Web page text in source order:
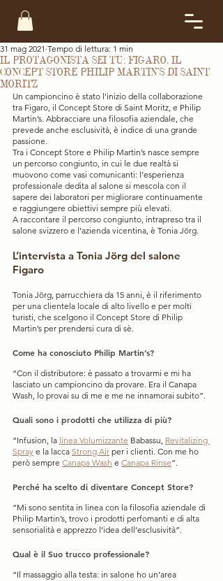
IL PROTAGONISTA SEI TU: FIGARO, IL
CONCEPT STORE PHILIP MARTIN’S DI SAINT
MORITZ
31 mag 2021 Tempo di lettura: 1 min
Un campioncino è stato l’inizio della collaborazione
tra Figaro, il Concept Store di Saint Moritz, e Philip
Martin’s. Abbracciare una filosofia aziendale, che
prevede anche esclusività, è indice di una grande
passione.
Tra i Concept Store e Philip Martin’s nasce sempre
un percorso congiunto, in cui le due realtà si
muovono come vasi comunicanti: l’esperienza
professionale dedita al salone si mescola con il
sapere dei laboratori per migliorare continuamente
e raggiungere obiettivi sempre più elevati.
A raccontare il percorso congiunto, intrapreso tra il
salone svizzero e l’azienda vicentina, è Tonia Jörg.
L’intervista a Tonia Jörg del salone
Figaro
Tonia Jörg, parrucchiera da 15 anni, è il riferimento
per una clientela locale di alto livello e per molti
turisti, che scelgono il Concept Store di Philip
Martin’s per prendersi cura di sè.
Come ha conosciuto Philip Martin’s?
“Con il distributore: è passato a trovarmi e mi ha
lasciato un campioncino da provare. Era il Canapa
Wash, lo provai su di me e me ne innamorai subito”.
Quali sono i prodotti che utilizza di più?
“Infusion, la linea Volumizzante Babassu, Revitalizing
Spray e la lacca Strong Air per i clienti. Con me ho
però sempre Canapa Wash e Canapa Rinse”.
Perché ha scelto di diventare Concept Store?
“Mi sono sentita in linea con la filosofia aziendale di
Philip Martin’s, trovo i prodotti perfomanti e di alta
sensorialità e apprezzo l’idea dell’esclusività”.
Qual è il Suo trucco professionale?
“Il massaggio alla testa: in salone ho un’area